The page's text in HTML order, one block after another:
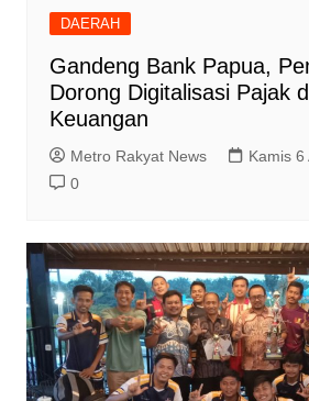
DAERAH
Gandeng Bank Papua,
Dorong Digitalisasi Pajak
Keuangan
Metro Rakyat News
Kamis 6
0